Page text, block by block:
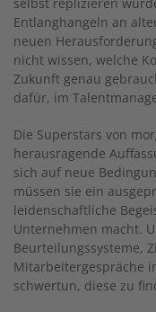
Entlanghangeln an
neuen
nicht wissen, welche
Zukunft genau
dafür, im
Die Superstars von
herausragende
sich auf neue
müssen sie ein
leidenschaftliche
Unternehmen macht.
Beurteilungssysteme,
Mitarbeitergespräche
schwertun, diese zu